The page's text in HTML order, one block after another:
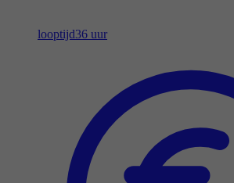
looptijd36 uur